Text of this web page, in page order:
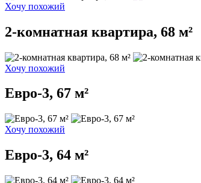
Хочу похожий
2-комнатная квартира, 68 м²
Хочу похожий
Евро-3, 67 м²
Хочу похожий
Евро-3, 64 м²